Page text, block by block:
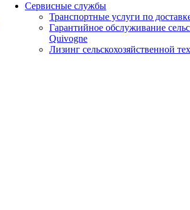
Сервисные службы
Транспортные услуги по
Гарантийное обслуживание
Quivogne
Лизинг сельскохозяйственной